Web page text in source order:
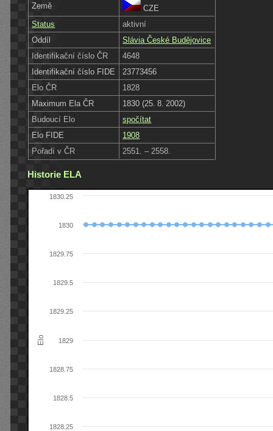
Země
CZE
Status
aktivní
Oddíl
Slávia České Budějovice
Identifikační číslo ČR
4648
Identifikační číslo FIDE
23773456
Elo ČR
1828
Maximum Ela ČR
1830 (25. 8. 2002)
Budoucí Elo
spočítat
Elo FIDE
1908
Pořadí v ČR
2551. – 2558.
Historie ELA
Elo
1828.25
1828.5
1828.75
1829
1829.25
1829.5
1829.75
1830
1830.25